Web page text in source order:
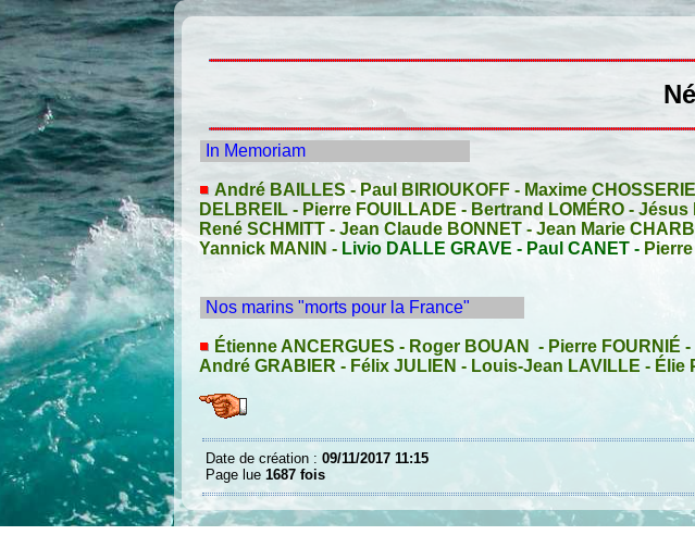
In Memoriam
André BAILLES - Paul BIRIOUKOFF - Maxime CHOSSERIE
DELBREIL - Pierre FOUILLADE - Bertrand LOMÉRO - Jésus
René SCHMITT - Jean Claude BONNET - Jean Marie
Yannick MANIN - Livio DALLE GRAVE - Paul CANET -
Nos marins "morts pour la France"
Étienne ANCERGUES - Roger BOUAN - Pierre FOURNIÉ -
André GRABIER - Félix JULIEN - Louis-Jean LAVILLE - Élie
Date de création : 09/11/2017 11:15
Page lue 1687 fois